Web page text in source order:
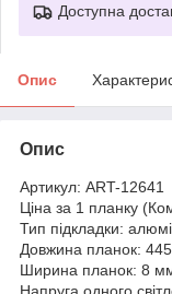
Доступна
Опис
Опис
Артикул: ART-12641
Ціна за 1 планку
Тип підкладки:
Довжина планок:
Ширина планок: 8
Напруга одного